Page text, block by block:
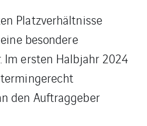
Platzverhältnisse
besondere
Im ersten Halbjahr 2024
den Auftraggeber